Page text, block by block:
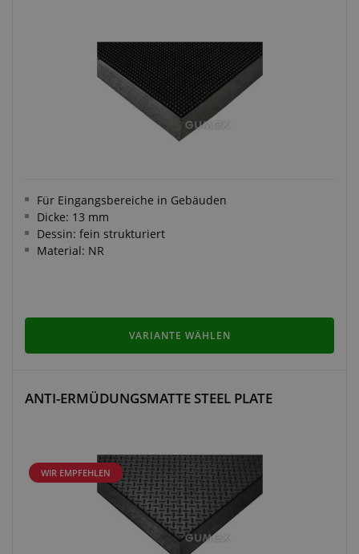
Für Eingangsbereiche in Gebäuden
Dicke: 13 mm
Dessin: fein strukturiert
Material: NR
VARIANTE WÄHLEN
ANTI-ERMÜDUNGSMATTE STEEL PLATE
WIR EMPFEHLEN